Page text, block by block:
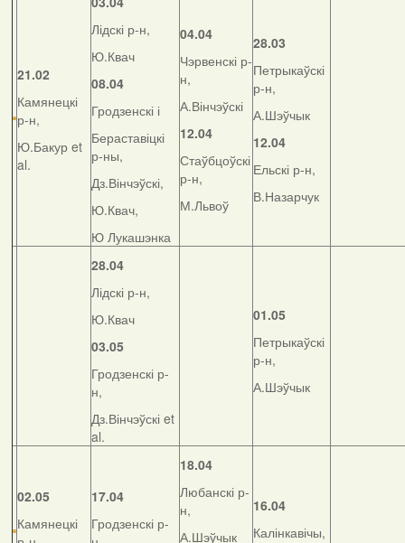
21.02
Камянецкі
р-н,
Ю.Бакур et
al.
Лідскі р-н,
Ю.Квач
08.04
Гродзенскі і
Бераставіцкі
р-ны,
Дз.Вінчэўскі,
Ю.Квач,
Ю Лукашэнка
04.04
Чэрвенскі р-
н,
А.Вінчэўскі
12.04
Стаўбцоўскі
р-н,
М.Львоў
28.03
Петрыкаўскі
р-н,
А.Шэўчык
12.04
Ельскі р-н,
В.Назарчук
28.04
Лідскі р-н,
Ю.Квач
03.05
Гродзенскі р-
н,
Дз.Вінчэўскі et
al.
01.05
Петрыкаўскі
р-н,
А.Шэўчык
02.05
Камянецкі
17.04
Гродзенскі р-
18.04
Любанскі р-
н,
А.Шэўчык
16.04
Калінкавічы,